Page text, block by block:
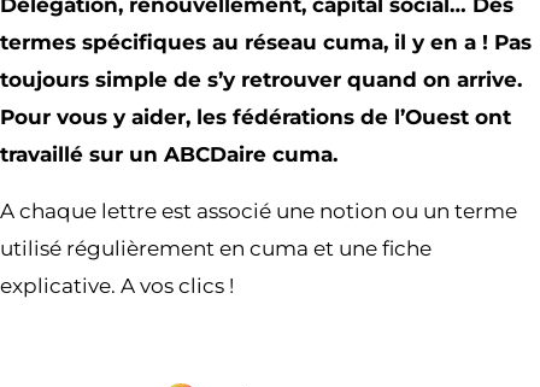
Délégation, renouvellement, capital social… Des
termes spécifiques au réseau cuma, il y en a ! Pas
toujours simple de s’y retrouver quand on arrive.
Pour vous y aider, les fédérations de l’Ouest ont
travaillé sur un ABCDaire cuma.
A chaque lettre est associé une notion ou un terme
utilisé régulièrement en cuma et une fiche
explicative. A vos clics !